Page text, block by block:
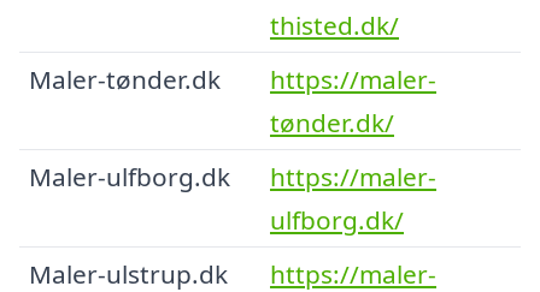
thisted.dk/
Maler-tønder.dk
https://maler-
tønder.dk/
Maler-ulfborg.dk
https://maler-
ulfborg.dk/
Maler-ulstrup.dk
https://maler-